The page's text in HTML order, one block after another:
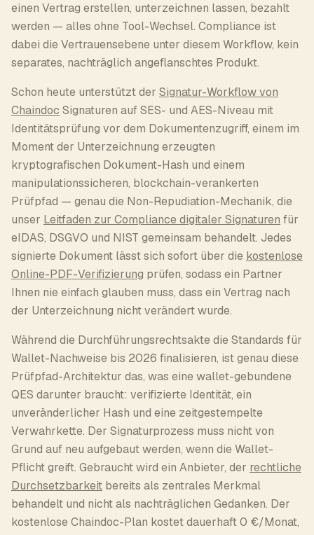
einen Vertrag erstellen, unterzeichnen lassen, bezahlt
werden — alles ohne Tool-Wechsel. Compliance ist
dabei die Vertrauensebene unter diesem Workflow, kein
separates, nachträglich angeflanschtes Produkt.
Schon heute unterstützt der Signatur-Workflow von
Chaindoc Signaturen auf SES- und AES-Niveau mit
Identitätsprüfung vor dem Dokumentenzugriff, einem im
Moment der Unterzeichnung erzeugten
kryptografischen Dokument-Hash und einem
manipulationssicheren, blockchain-verankerten
Prüfpfad — genau die Non-Repudiation-Mechanik, die
unser Leitfaden zur Compliance digitaler Signaturen für
eIDAS, DSGVO und NIST gemeinsam behandelt. Jedes
signierte Dokument lässt sich sofort über die kostenlose
Online-PDF-Verifizierung prüfen, sodass ein Partner
Ihnen nie einfach glauben muss, dass ein Vertrag nach
der Unterzeichnung nicht verändert wurde.
Während die Durchführungsrechtsakte die Standards für
Wallet-Nachweise bis 2026 finalisieren, ist genau diese
Prüfpfad-Architektur das, was eine wallet-gebundene
QES darunter braucht: verifizierte Identität, ein
unveränderlicher Hash und eine zeitgestempelte
Verwahrkette. Der Signaturprozess muss nicht von
Grund auf neu aufgebaut werden, wenn die Wallet-
Pflicht greift. Gebraucht wird ein Anbieter, der rechtliche
Durchsetzbarkeit bereits als zentrales Merkmal
behandelt und nicht als nachträglichen Gedanken. Der
kostenlose Chaindoc-Plan kostet dauerhaft 0 €/Monat,